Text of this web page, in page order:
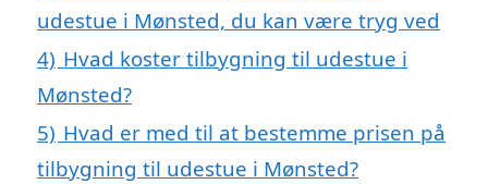
udestue i Mønsted, du kan være tryg ved
4) Hvad koster tilbygning til udestue i
Mønsted?
5) Hvad er med til at bestemme prisen på
tilbygning til udestue i Mønsted?